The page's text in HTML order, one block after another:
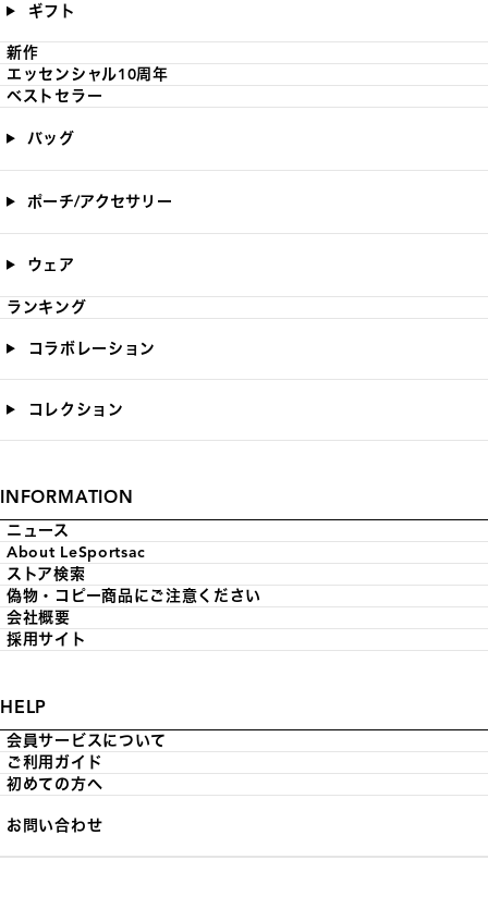
ギフト
新作
エッセンシャル10周年
ベストセラー
バッグ
ポーチ/アクセサリー
ウェア
ランキング
コラボレーション
コレクション
INFORMATION
ニュース
About LeSportsac
ストア検索
偽物・コピー商品にご注意ください
会社概要
採用サイト
HELP
会員サービスについて
ご利用ガイド
初めての方へ
お問い合わせ